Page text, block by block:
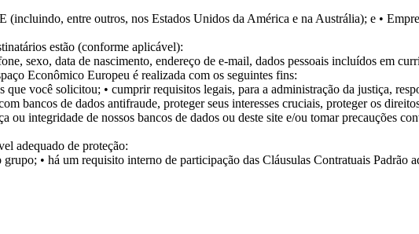
(incluindo, entre outros, nos Estados Unidos da América e na Austrália); e •
estão (conforme aplicável):
sexo, data de nascimento, endereço de e-mail, dados pessoais incluídos em
Econômico Europeu é realizada com os seguintes fins:
que você solicitou; • cumprir requisitos legais, para a administração da justiça,
bancos de dados antifraude, proteger seus interesses cruciais, proteger os
ou integridade de nossos bancos de dados ou deste site e/ou tomar precauções
adequado de proteção:
grupo; • há um requisito interno de participação das Cláusulas Contratuais Padrão